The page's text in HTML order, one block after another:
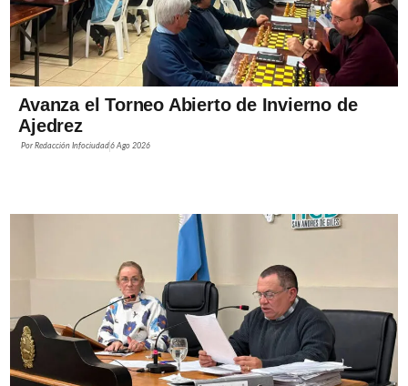
Avanza el Torneo Abierto de Invierno de
Ajedrez
PorRedacción Infociudad6 Ago 2026